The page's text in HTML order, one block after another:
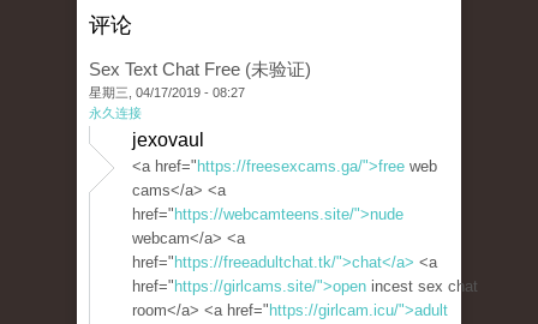
评论
Sex Text Chat Free (未验证)
星期三, 04/17/2019 - 08:27
永久连接
jexovaul
<a href=" https://freesexcams.ga/">free web
cams</a> <a
href=" https://webcamteens.site/">nude
webcam</a> <a
href=" https://freeadultchat.tk/">chat</a> <a
href=" https://girlcams.site/">open incest sex chat
room</a> <a href=" https://girlcam.icu/">adult